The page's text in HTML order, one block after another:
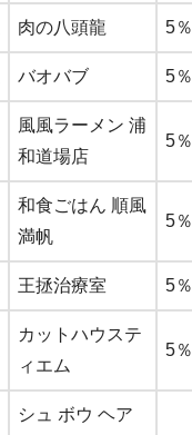
肉の八頭龍 5％
バオバブ 5％
風風ラーメン 浦
和道場店
5％
和食ごはん 順風
満帆
5％
王拯治療室 5％
カットハウステ
ィエム
5％
シュ ボウ ヘア